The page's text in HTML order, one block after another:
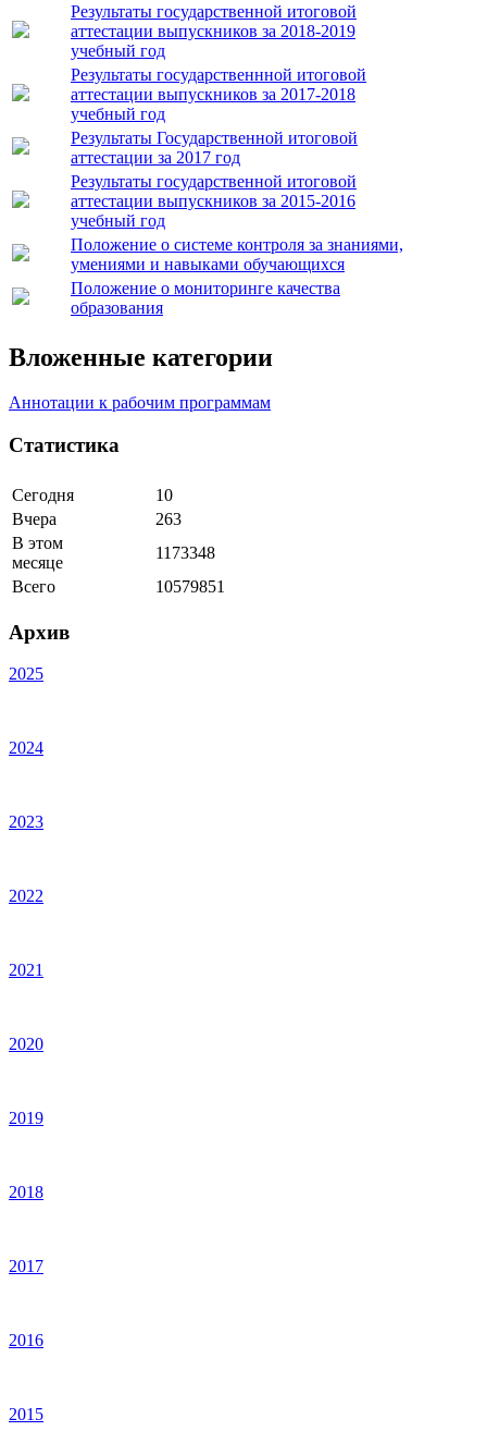
Результаты государственной итоговой
аттестации выпускников за 2018-2019
учебный год
Результаты государственнной итоговой
аттестации выпускников за 2017-2018
учебный год
Результаты Государственной итоговой
аттестации за 2017 год
Результаты государственной итоговой
аттестации выпускников за 2015-2016
учебный год
Положение о системе контроля за знаниями,
умениями и навыками обучающихся
Положение о мониторинге качества
образования
Вложенные категории
Аннотации к рабочим программам
Статистика
Сегодня
10
Вчера
263
В этом
месяце
1173348
Всего
10579851
Архив
2025
2024
2023
2022
2021
2020
2019
2018
2017
2016
2015